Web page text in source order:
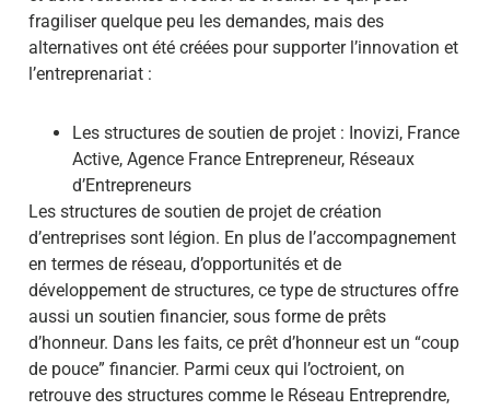
fragiliser quelque peu les demandes, mais des
alternatives ont été créées pour supporter l’innovation et
l’entreprenariat :
Les structures de soutien de projet : Inovizi, France
Active, Agence France Entrepreneur, Réseaux
d’Entrepreneurs
Les structures de soutien de projet de création
d’entreprises sont légion. En plus de l’accompagnement
en termes de réseau, d’opportunités et de
développement de structures, ce type de structures offre
aussi un soutien financier, sous forme de prêts
d’honneur. Dans les faits, ce prêt d’honneur est un “coup
de pouce” financier. Parmi ceux qui l’octroient, on
retrouve des structures comme le Réseau Entreprendre,